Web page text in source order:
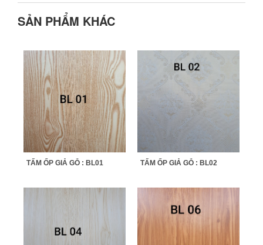
SẢN PHẨM KHÁC
TẤM ỐP GIẢ GỖ : BL01 TẤM ỐP GIẢ GỖ : BL02